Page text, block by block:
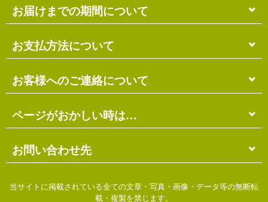
複数商品の場合
ます。
送料には梱包料も含まれています。
※ショッピングカートの仕組み上、送料が正しく計算
されない場合があります。
※商品の組み合わせによっては別梱包となり、送料が
別途必要となる場合があります。
※上記の際は、自動返信メール以降に改めて正しい送
料をお知らせします。
配達日・配達時間帯のご指定は出来ません。
お届け先に投函される「ご不在連絡票」より再配達希
望日・時間帯のご指定が可能ですので、こちらをご利
用ください。
お届けまでの期間について
在庫がある場合
ご注文確認日より3営業日以内の発送となります。
離島の場合、上記以上にお時間がかかる場合がありま
す。
品発送予定」メールにてご確認ください。
在庫切れの場合
別途、納期のご連絡をさせていただきます。
お支払方法について
代金引換（＋400円）
商品配送時に配送員にお支払い下さい。
銀行振込（先払い）
口座は琉球銀行のみ
※ゆうちょ銀行でのお取り扱いは出来ません
ご入金日の翌営業日に入金確認となります。
お客様へのご連絡について
受注・確認・発送・修理など
各発生日より2営業日以内にメール・お電話にてご連
※定休日にはご連絡を行っておりません。予めご了承
ください。
ページがおかしい時は…
当店のホームページは店主がHTMLとCSSを手打ちで
作ったページのため…
リンク切れ
お問い合わせ先
ご不明な点がございましたら、下記までお問い合わせ
ください。
当サイトに掲載されている全ての文章・写真・画像・データ等の無断転
載・複製を禁じます。